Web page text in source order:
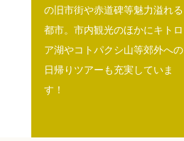
の旧市街や赤道碑等魅力溢れる
都市。市内観光のほかにキトロ
ア湖やコトパクシ山等郊外への
日帰りツアーも充実していま
す！